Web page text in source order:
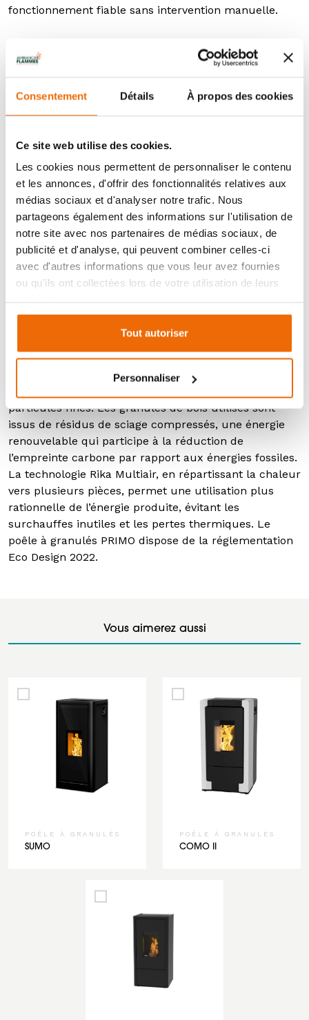
Consentement Détails À propos des cookies
Ce site web utilise des cookies.
Les cookies nous permettent de personnaliser le contenu
et les annonces, d'offrir des fonctionnalités relatives aux
médias sociaux et d'analyser notre trafic. Nous
partageons également des informations sur l'utilisation de
notre site avec nos partenaires de médias sociaux, de
publicité et d'analyse, qui peuvent combiner celles-ci
avec d'autres informations que vous leur avez fournies
ou qu'ils ont collectées lors de votre utilisation de leurs
Tout autoriser
Personnaliser
fonctionnement fiable sans intervention manuelle.
Le poêle à granulés PRIMO 8 kW MULTIAIR intègre les
programmer les plages de chauffe, de contrôler le
confort d’usage, particulièrement apprécié dans une
Une esthétique sobre au service du confort
Le poêle à granulés PRIMO 8 kW MULTIAIR est doté
d’un design compact et élégant. Il s’intègre facilement
dans un espace de vie tout en remplissant un rôle
central dans le confort thermique de la maison.
Un poêle responsable
respectueuse de l’environnement. Grâce à sa
combustion optimisée et à son rendement élevé, il
valorise efficacement chaque granulé, limitant ainsi la
particules fines. Les granulés de bois utilisés sont
issus de résidus de sciage compressés, une énergie
renouvelable qui participe à la réduction de
l’empreinte carbone par rapport aux énergies fossiles.
La technologie Rika Multiair, en répartissant la chaleur
vers plusieurs pièces, permet une utilisation plus
rationnelle de l’énergie produite, évitant les
surchauffes inutiles et les pertes thermiques. Le
poêle à granulés PRIMO dispose de la réglementation
Eco Design 2022.
Vous aimerez aussi
POÊLE À GRANULÉS
SUMO
POÊLE À GRANULÉS
COMO II